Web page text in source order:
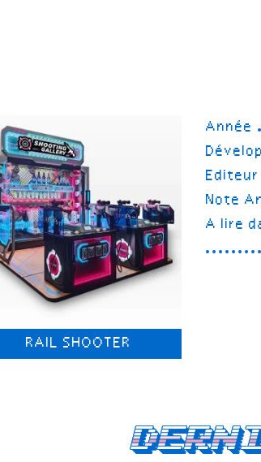
RAIL SHOOTER
Année
Editeur
Note
A lire